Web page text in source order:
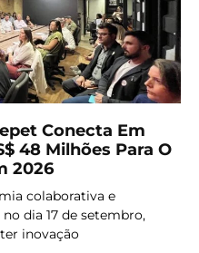
Conecta Em
48 Milhões Para O
2026
colaborativa e
dia 17 de setembro,
inovação